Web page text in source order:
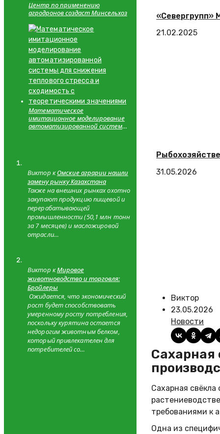
«Севергрупп»
21.02.2025
31.05.2026
Виктор
23.05.2026
Новости
Сахарная свёкла: особенности технологии и рентабельность
Сахарная
требованиями к
Одна из
Центр по применению
агродронов создаст Минсельхоз
Математическое
имитационное моделирование
автоматизированной системы
Виктор кОмские аграрии нашли
замену рынку Казахстана
Также на внешних рынках охотно
закупают продукцию пищевой и
перерабатывающей
промышленности (50,1 млн тонн
за 7 месяцев) и масложировой
отрасли…
Виктор кМировое
животноводство и торговля:
Бройлеры
Ожидается, что экономический
рост будет способствовать
умеренному росту потребления,
поскольку курятина остается
недорогим животным белком,
который привлекателен для
потребителей со…